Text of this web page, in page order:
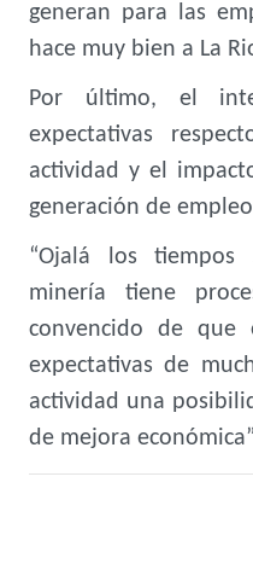
generan para las
hace muy bien a La
Por último, el
expectativas
actividad y el
generación de
“Ojalá los
minería tiene
convencido de
expectativas de
actividad una
de mejora